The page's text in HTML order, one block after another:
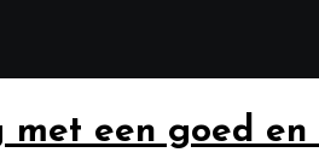
met een goed